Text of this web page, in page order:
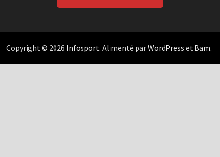
Copyright © 2026 Infosport. Alimenté parWordPress et Bam.